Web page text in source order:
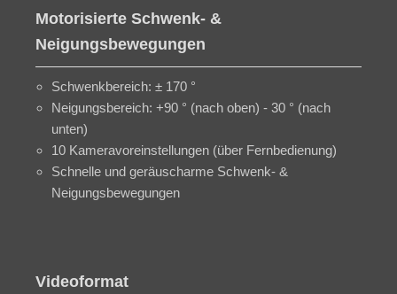
Motorisierte Schwenk- &
Neigungsbewegungen
Schwenkbereich: ± 170 °
Neigungsbereich: +90 ° (nach oben) - 30 ° (nach
unten)
10 Kameravoreinstellungen (über Fernbedienung)
Schnelle und geräuscharme Schwenk- &
Neigungsbewegungen
Videoformat